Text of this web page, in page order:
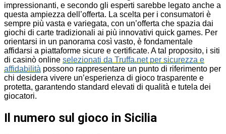
impressionanti, e secondo gli esperti sarebbe legato anche a
questa ampiezza dell’offerta. La scelta per i consumatori è
sempre più vasta e variegata, con un’offerta che spazia dai
giochi di carte tradizionali ai più innovativi quick games. Per
orientarsi in un panorama così vasto, è fondamentale
affidarsi a piattaforme sicure e certificate. A tal proposito, i siti
di casinò online selezionati da Truffa.net per sicurezza e
affidabilità possono rappresentare un punto di riferimento per
chi desidera vivere un’esperienza di gioco trasparente e
protetta, garantendo standard elevati di qualità e tutela dei
giocatori.
Il numero sul gioco in Sicilia